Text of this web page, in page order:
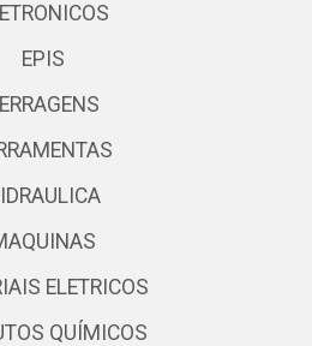
EPIS
ELETRICOS
QUÍMICOS